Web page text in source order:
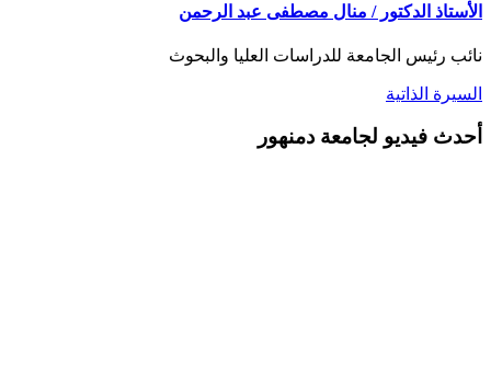
الأستاذ الدكتور / منال مصطفى عبد الرحمن
نائب رئيس الجامعة للدراسات العليا والبحوث
السيرة الذاتية
أحدث فيديو لجامعة دمنهور